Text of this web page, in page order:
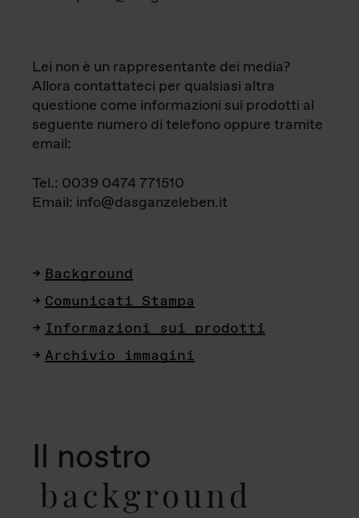
Lei non è un rappresentante dei media?
Allora contattateci per qualsiasi altra
questione come informazioni sui prodotti al
seguente numero di telefono oppure tramite
email:
Tel.: 0039 0474 771510
Email: info@dasganzeleben.it
Background
Comunicati Stampa
Informazioni sui prodotti
Archivio immagini
Il nostro
background